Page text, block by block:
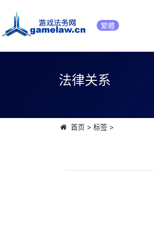
繁體
法律关系
首页 > 标签>